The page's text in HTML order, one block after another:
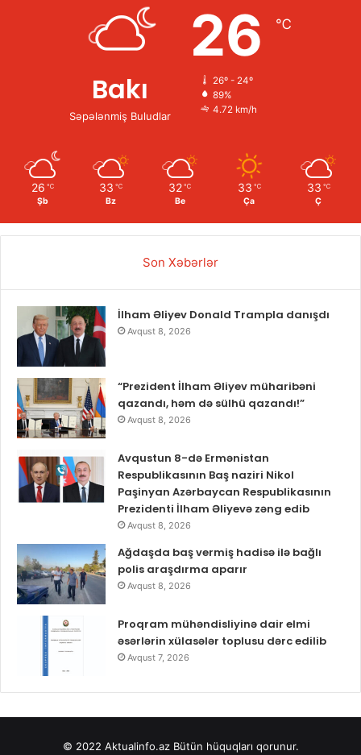
Bakı
Səpələnmiş Buludlar
26 ℃
26º - 24º
89%
4.72 km/h
26 ℃
Şb
33 ℃
Bz
32 ℃
Be
33 ℃
Ça
33 ℃
Ç
Son Xəbərlər
İlham Əliyev Donald Trampla danışdı
Avqust 8, 2026
“Prezident İlham Əliyev müharibəni
qazandı, həm də sülhü qazandı!”
Avqust 8, 2026
Avqustun 8-də Ermənistan
Respublikasının Baş naziri Nikol
Paşinyan Azərbaycan Respublikasının
Prezidenti İlham Əliyevə zəng edib
Avqust 8, 2026
Ağdaşda baş vermiş hadisə ilə bağlı
polis araşdırma aparır
Avqust 8, 2026
Proqram mühəndisliyinə dair elmi
əsərlərin xülasələr toplusu dərc edilib
Avqust 7, 2026
© 2022 Aktualinfo.azBütün hüquqları qorunur.